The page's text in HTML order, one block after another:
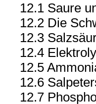
12.1 Saure
12.2 Die
12.3
12.4
12.5
12.6
12.7